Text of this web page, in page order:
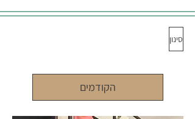
סינון
הקודמים